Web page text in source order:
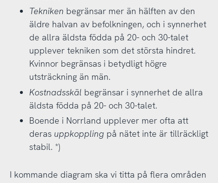
Tekniken begränsar mer än hälften av den
äldre halvan av befolkningen, och i synnerhet
de allra äldsta födda på 20- och 30-talet
upplever tekniken som det största hindret.
Kvinnor begränsas i betydligt högre
utsträckning än män.
Kostnadsskäl begränsar i synnerhet de allra
äldsta födda på 20- och 30-talet.
Boende i Norrland upplever mer ofta att
deras uppkoppling på nätet inte är tillräckligt
stabil. *)
I kommande diagram ska vi titta på flera områden